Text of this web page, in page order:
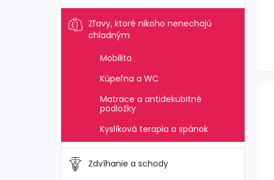
Zľavy, ktoré nikoho nenechajú
chladným
Mobilita
Kúpeľna a WC
Matrace a antidekubitné
podložky
Kyslíková terapia a spánok
Zdvíhanie a schody
t
k